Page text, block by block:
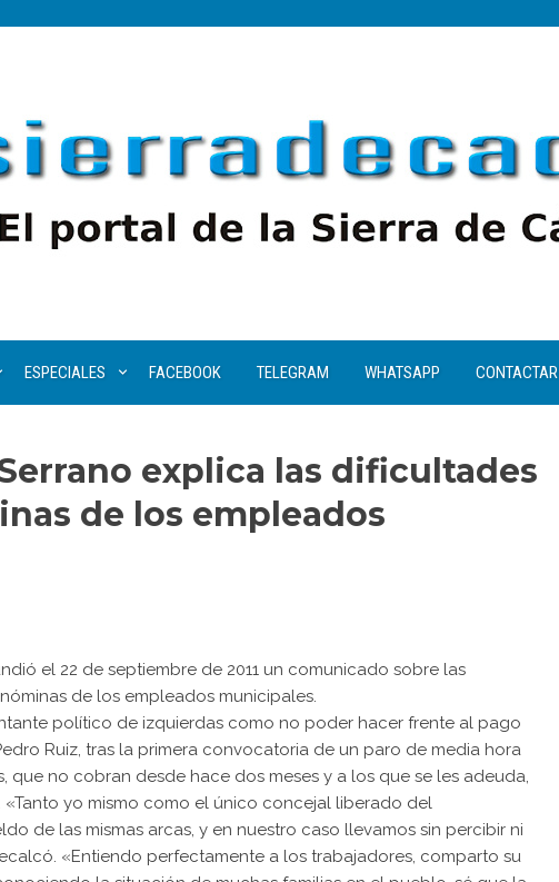
ESPECIALES FACEBOOK TELEGRAM WHATSAPP CONTACTAR
explica las dificultades
de los empleados
el 22 de septiembre de 2011 un comunicado sobre las
de los empleados municipales.
político de izquierdas como no poder hacer frente al pago
Ruiz, tras la primera convocatoria de un paro de media hora
no cobran desde hace dos meses y a los que se les adeuda,
yo mismo como el único concejal liberado del
de las mismas arcas, y en nuestro caso llevamos sin percibir ni
«Entiendo perfectamente a los trabajadores, comparto su